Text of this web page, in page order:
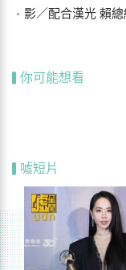
影／配合漢光 賴總
你可能想看
噓短片